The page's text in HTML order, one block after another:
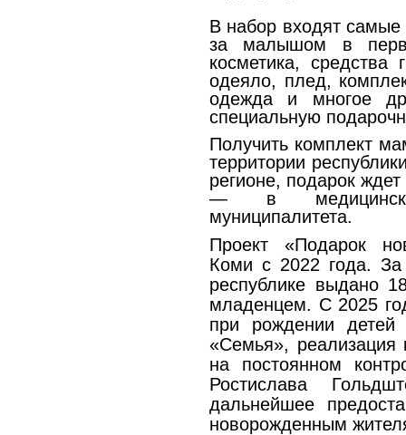
В набор входят
за малышом в
косметика, средства
одеяло, плед,
одежда и многое
специальную
Получить комплект
территории
регионе, подарок
— в
муниципалитета.
Проект «Подарок
Коми с 2022 года.
республике выдано
младенцем. С 2025
при рождении детей
«Семья», реализация
на постоянном
Ростислава
дальнейшее
новорожденным